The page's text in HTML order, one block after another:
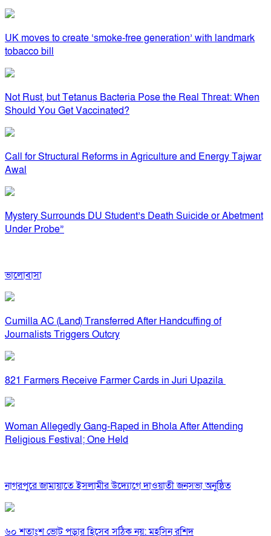
UK moves to create ‘smoke-free generation’ with landmark
tobacco bill
Not Rust, but Tetanus Bacteria Pose the Real Threat: When
Should You Get Vaccinated?
Call for Structural Reforms in Agriculture and Energy Tajwar
Awal
Mystery Surrounds DU Student’s Death Suicide or Abetment
Under Probe”
ভালোবাসা
Cumilla AC (Land) Transferred After Handcuffing of
Journalists Triggers Outcry
821 Farmers Receive Farmer Cards in Juri Upazila
Woman Allegedly Gang-Raped in Bhola After Attending
Religious Festival; One Held
নাগরপুরে জামায়াতে ইসলামীর উদ্যোগে দাওয়াতী জনসভা অনুষ্ঠিত
৬০ শতাংশ ভোট পড়ার হিসেব সঠিক নয়: মহসিন রশিদ